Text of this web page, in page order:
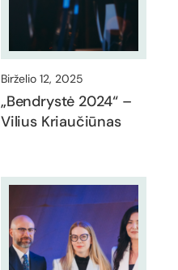
Birželio 12, 2025
„Bendrystė 2024“ –
Vilius Kriaučiūnas